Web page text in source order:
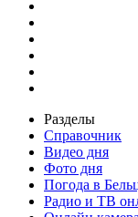
Разделы
Справочник
Видео дня
Фото дня
Погода в
Радио и ТВ